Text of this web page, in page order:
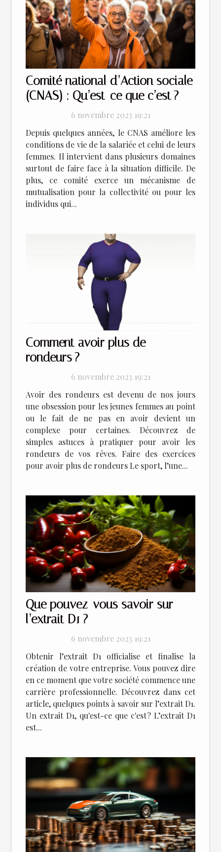
Comité national d’Action sociale
(CNAS) : Qu’est-ce que c’est ?
6 novembre 2023 19:21
Depuis quelques années, le CNAS améliore les
conditions de vie de la salariée et celui de leurs
femmes. Il intervient dans plusieurs domaines
surtout de faire face à la situation difficile. De
plus, ce comité exerce un mécanisme de
mutualisation pour la collectivité ou pour les
individus qui...
Comment avoir plus de
rondeurs ?
6 novembre 2023 19:21
Avoir des rondeurs est devenu de nos jours
une obsession pour les jeunes femmes au point
ou le fait de ne pas en avoir devient un
complexe pour certaines. Découvrez de
simples astuces à pratiquer pour avoir les
rondeurs de vos rêves. Faire des exercices
pour avoir plus de rondeurs Le sport, l’une...
Que pouvez-vous savoir sur
l’extrait D1 ?
6 novembre 2023 19:21
Obtenir l’extrait D1 officialise et finalise la
création de votre entreprise. Vous pouvez dire
en ce moment que votre société commence une
carrière professionnelle. Découvrez dans cet
article, quelques points à savoir sur l’extrait D1.
Un extrait D1, qu'est-ce que c'est ? L’extrait D1
est...